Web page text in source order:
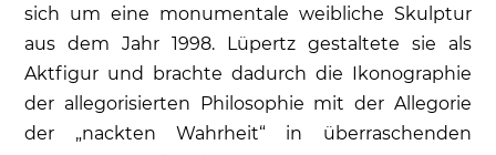
sich um eine monumentale weibliche Skulptur
aus dem Jahr 1998. Lüpertz gestaltete sie als
Aktfigur und brachte dadurch die Ikonographie
der allegorisierten Philosophie mit der Allegorie
der „nackten Wahrheit“ in überraschenden